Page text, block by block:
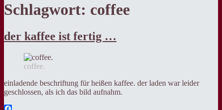
Schlagwort: coffee
der kaffee ist fertig …
coffee.
einladende beschriftung für heißen kaffee. der laden war leider
geschlossen, als ich das bild aufnahm.